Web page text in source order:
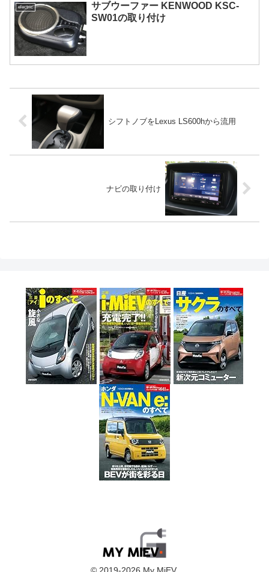
electric
サブウーファー KENWOOD KSC-
SW01の取り付け
シフトノブをLexus LS600hから流用
ナビの取り付け
© 2019-2026 My MiEV.